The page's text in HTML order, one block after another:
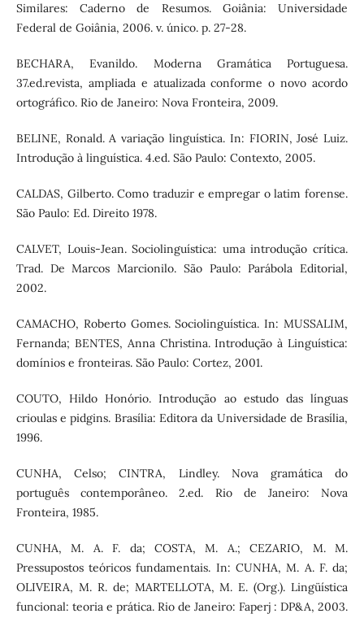
Similares: Caderno de Resumos. Goiânia: Universidade
Federal de Goiânia, 2006. v. único. p. 27-28.
BECHARA, Evanildo. Moderna Gramática Portuguesa.
37.ed.revista, ampliada e atualizada conforme o novo acordo
ortográfico. Rio de Janeiro: Nova Fronteira, 2009.
BELINE, Ronald. A variação linguística. In: FIORIN, José Luiz.
Introdução à linguística. 4.ed. São Paulo: Contexto, 2005.
CALDAS, Gilberto. Como traduzir e empregar o latim forense.
São Paulo: Ed. Direito 1978.
CALVET, Louis-Jean. Sociolinguística: uma introdução crítica.
Trad. De Marcos Marcionilo. São Paulo: Parábola Editorial,
2002.
CAMACHO, Roberto Gomes. Sociolinguística. In: MUSSALIM,
Fernanda; BENTES, Anna Christina. Introdução à Linguística:
domínios e fronteiras. São Paulo: Cortez, 2001.
COUTO, Hildo Honório. Introdução ao estudo das línguas
crioulas e pidgins. Brasília: Editora da Universidade de Brasília,
1996.
CUNHA, Celso; CINTRA, Lindley. Nova gramática do
português contemporâneo. 2.ed. Rio de Janeiro: Nova
Fronteira, 1985.
CUNHA, M. A. F. da; COSTA, M. A.; CEZARIO, M. M.
Pressupostos teóricos fundamentais. In: CUNHA, M. A. F. da;
OLIVEIRA, M. R. de; MARTELLOTA, M. E. (Org.). Lingüística
funcional: teoria e prática. Rio de Janeiro: Faperj : DP&A, 2003.